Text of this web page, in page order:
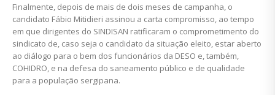
Finalmente, depois de mais de dois meses de campanha, o
candidato Fábio Mitidieri assinou a carta compromisso, ao tempo
em que dirigentes do SINDISAN ratificaram o comprometimento do
sindicato de, caso seja o candidato da situação eleito, estar aberto
ao diálogo para o bem dos funcionários da DESO e, também,
COHIDRO, e na defesa do saneamento público e de qualidade
para a população sergipana.